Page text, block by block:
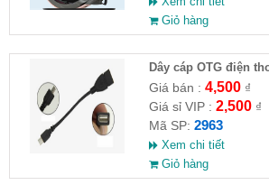
Giỏ hàng
Dây cáp OTG điện
Giá bán : 4,500₫
Giá sỉ VIP : 2,500₫
Mã SP: 2963
Xem chi tiết
Giỏ hàng